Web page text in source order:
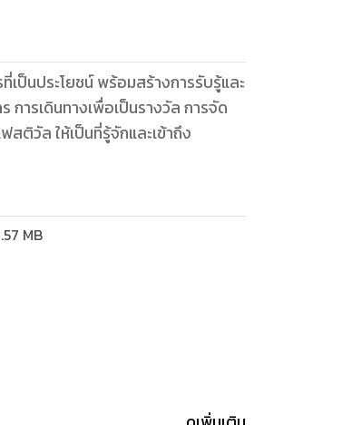
เป็นประโยชน์ พร้อมสร้างการรับรู้และ
การเดินทางเพื่อเป็นรางวัล การจัด
สติวัล ให้เป็นที่รู้จักและเข้าถึง
MB